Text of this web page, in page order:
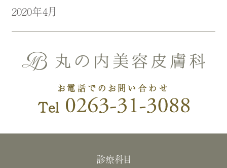
2020年4月
お電話でのお問い合わせ
Tel
診療科目